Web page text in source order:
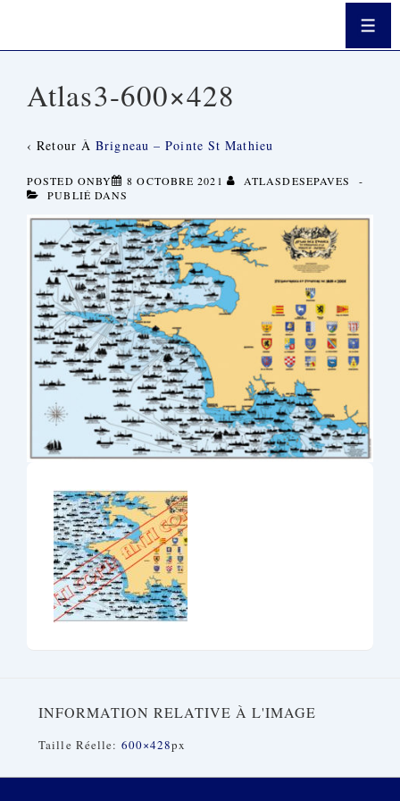
Contenu
Atlas3-600×428
‹ Retour ÀBrigneau – Pointe St Mathieu
POSTED ONBY 8 OCTOBRE 2021
ATLASDESEPAVES
PUBLIÉ DANS
INFORMATION RELATIVE À L'IMAGE
Taille Réelle: 600×428Px